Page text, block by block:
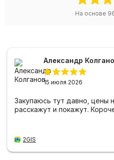
На основе
Александр
15 июля 2026
Закупаюсь тут давно, цены
расскажут и покажут.
2GIS